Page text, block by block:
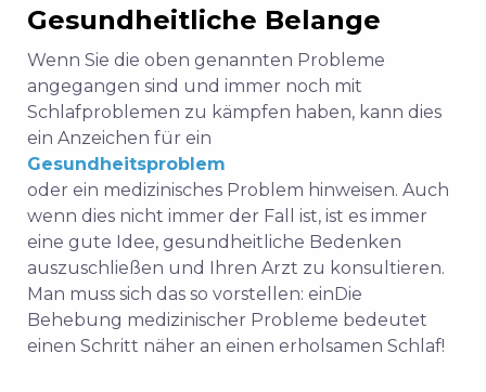
Gesundheitliche Belange
Wenn Sie die oben genannten Probleme
angegangen sind und immer noch mit
Schlafproblemen zu kämpfen haben, kann dies
ein Anzeichen für ein
Gesundheitsproblem
oder ein medizinisches Problem hinweisen. Auch
wenn dies nicht immer der Fall ist, ist es immer
eine gute Idee, gesundheitliche Bedenken
auszuschließen und Ihren Arzt zu konsultieren.
Man muss sich das so vorstellen: einDie
Behebung medizinischer Probleme bedeutet
einen Schritt näher an einen erholsamen Schlaf!